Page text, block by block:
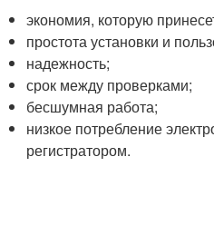
экономия, которую
простота установки и
надежность;
срок между проверками;
бесшумная работа;
низкое потребление
регистратором.